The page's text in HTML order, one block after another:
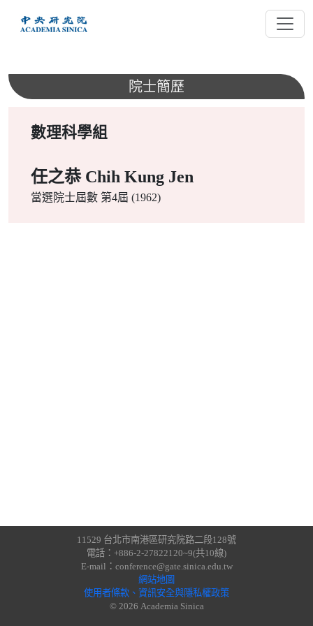
內
院士簡歷
數理科學組
任之恭 Chih Kung Jen
當選院士屆數 第4屆 (1962)
11529 台北市南港區研究院路二段128號
電話：+886-2-27822120~9(共10線)
E-mail：conference@gate.sinica.edu.tw
網站地圖
使用者條款、資訊安全與隱私權政策
© 2026 Academia Sinica